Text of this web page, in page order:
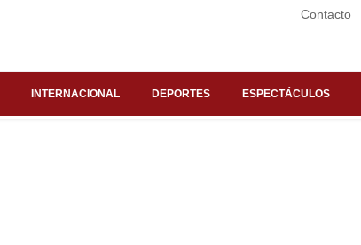
Contacto
INTERNACIONAL DEPORTES ESPECTÁCULOS